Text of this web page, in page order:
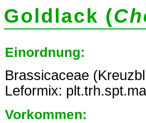
Goldlack (
Einordnung:
Brassicaceae
Leformix:
Vorkommen: